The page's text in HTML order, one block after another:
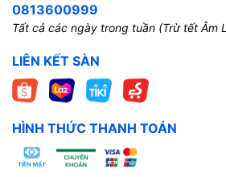
0813600999
Tất cả các ngày trong tuần (Trừ tết Âm
LIÊN KẾT SÀN
HÌNH THỨC THANH TOÁN